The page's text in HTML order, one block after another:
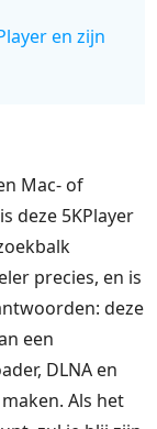
en zijn
Mac- of
deze 5KPlayer
precies, en is
deze
een
DLNA en
Als het